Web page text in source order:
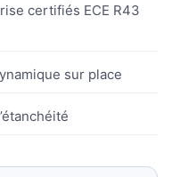
certifiés ECE R43
sur place